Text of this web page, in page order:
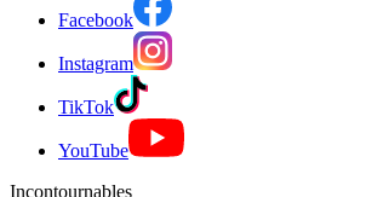
Facebook
Instagram
TikTok
YouTube
Incontournables